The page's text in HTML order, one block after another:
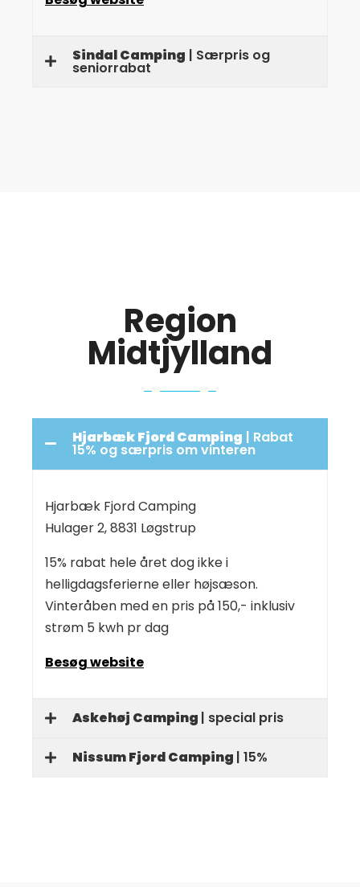
Sindal Camping | Særpris og
seniorrabat
Region
Midtjylland
Hjarbæk Fjord Camping | Rabat
15% og særpris om vinteren
Hjarbæk Fjord Camping
Hulager 2, 8831 Løgstrup
15% rabat hele året dog ikke i
helligdagsferierne eller højsæson.
Vinteråben med en pris på 150,- inklusiv
strøm 5 kwh pr dag
Besøg website
Askehøj Camping | special pris
Nissum Fjord Camping | 15%